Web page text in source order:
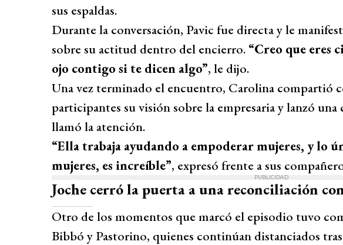
sus espaldas.
Durante la conversación, Pavic fue directa y le
sobre su actitud dentro del encierro. “Creo que eres
ojo contigo si te dicen algo”, le dijo.
Una vez terminado el encuentro, Carolina compartió
participantes su visión sobre la empresaria y lanzó
llamó la atención.
“Ella trabaja ayudando a empoderar mujeres, y lo
mujeres, es increíble”, expresó frente a sus
PUBLICIDAD
Joche cerró la puerta a una reconciliación
Otro de los momentos que marcó el episodio tuvo
Bibbó y Pastorino, quienes continúan distanciados